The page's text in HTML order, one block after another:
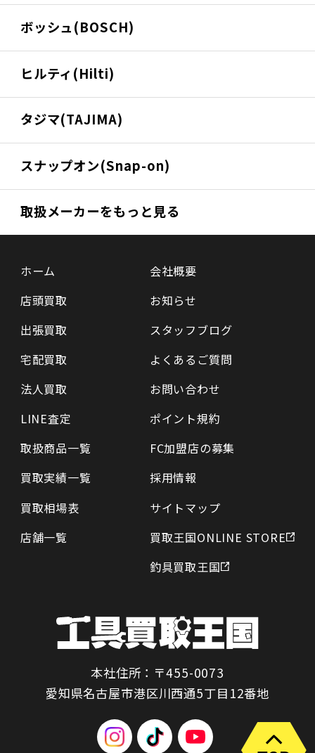
ボッシュ(BOSCH)
ヒルティ(Hilti)
タジマ(TAJIMA)
スナップオン(Snap-on)
取扱メーカーをもっと見る
ホーム
店頭買取
出張買取
宅配買取
法人買取
LINE査定
取扱商品一覧
買取実績一覧
買取相場表
店舗一覧
会社概要
お知らせ
スタッフブログ
よくあるご質問
お問い合わせ
ポイント規約
FC加盟店の募集
採用情報
サイトマップ
買取王国ONLINE STORE
釣具買取王国
本社住所：〒455-0073
愛知県名古屋市港区川西通5丁目12番地